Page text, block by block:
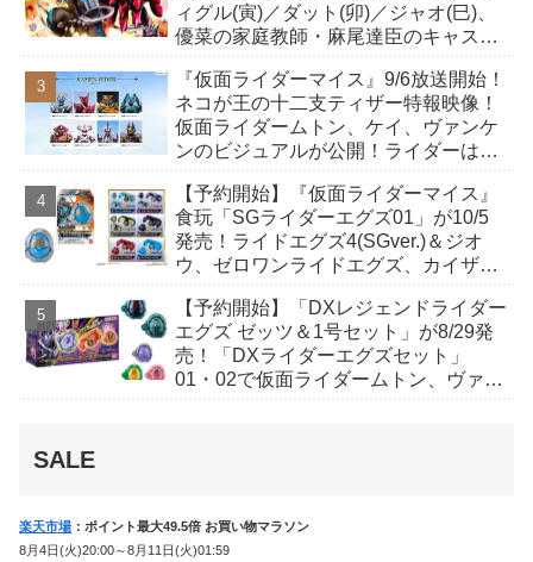
ィグル(寅)／ダット(卯)／ジャオ(巳)、
優菜の家庭教師・麻尾達臣のキャスト
んも変身！
『仮面ライダーマイス』9/6放送開始！
ネコが王の十二支ティザー特報映像！
仮面ライダームトン、ケイ、ヴァンケ
ンのビジュアルが公開！ライダーは子
【予約開始】『仮面ライダーマイス』
食玩「SGライダーエグズ01」が10/5
発売！ライドエグズ4(SGver.)＆ジオ
ウ、ゼロワンライドエグズ、カイザ、
【予約開始】「DXレジェンドライダー
エグズ ゼッツ＆1号セット」が8/29発
売！「DXライダーエグズセット」
01・02で仮面ライダームトン、ヴァン
SALE
楽天市場 ：ポイント最大49.5倍 お買い物マラソン
8月4日(火)20:00～8月11日(火)01:59